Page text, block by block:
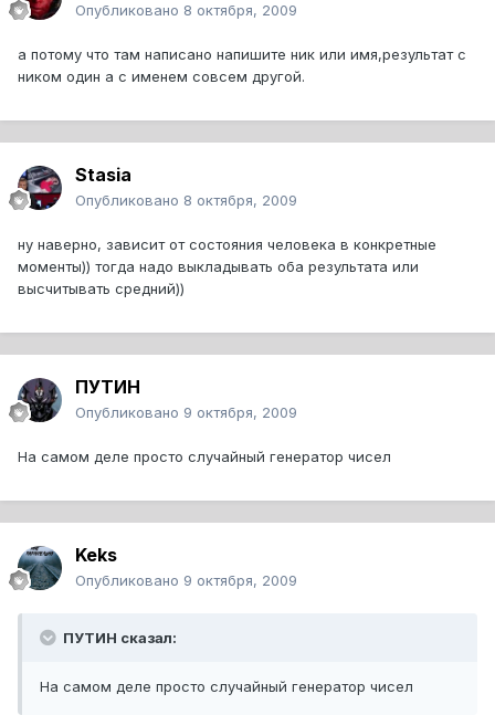
Опубликовано 8 октября, 2009
а потому что там написано напишите ник или имя,результат с
ником один а с именем совсем другой.
Stasia
Опубликовано 8 октября, 2009
ну наверно, зависит от состояния человека в конкретные
моменты)) тогда надо выкладывать оба результата или
высчитывать средний))
ПУТИН
Опубликовано 9 октября, 2009
На самом деле просто случайный генератор чисел
Keks
Опубликовано 9 октября, 2009
ПУТИН сказал:
На самом деле просто случайный генератор чисел